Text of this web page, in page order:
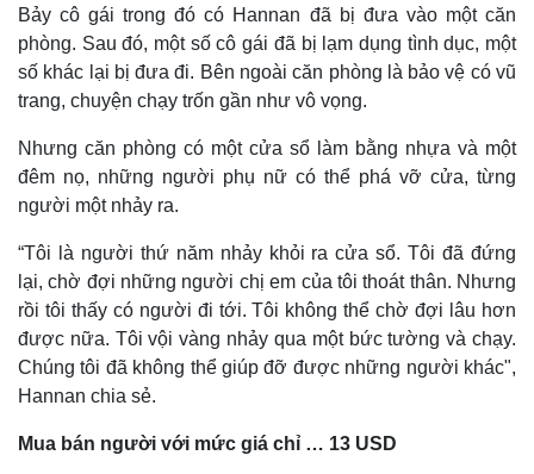
Kinh tế
Thị trường
Bảy cô gái trong đó có Hannan đã bị đưa vào một căn
phòng. Sau đó, một số cô gái đã bị lạm dụng tình dục, một
số khác lại bị đưa đi. Bên ngoài căn phòng là bảo vệ có vũ
trang, chuyện chạy trốn gần như vô vọng.
Nhưng căn phòng có một cửa sổ làm bằng nhựa và một
đêm nọ, những người phụ nữ có thể phá vỡ cửa, từng
người một nhảy ra.
“Tôi là người thứ năm nhảy khỏi ra cửa sổ. Tôi đã đứng
lại, chờ đợi những người chị em của tôi thoát thân. Nhưng
rồi tôi thấy có người đi tới. Tôi không thể chờ đợi lâu hơn
được nữa. Tôi vội vàng nhảy qua một bức tường và chạy.
Chúng tôi đã không thể giúp đỡ được những người khác",
Hannan chia sẻ.
Mua bán người với mức giá chỉ … 13 USD